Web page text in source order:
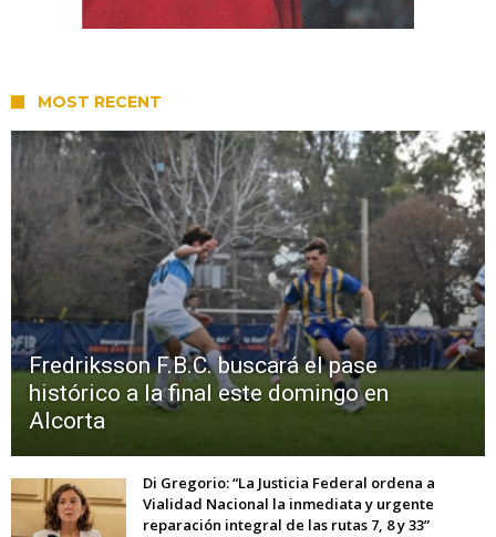
MOST RECENT
Fredriksson F.B.C. buscará el pase
histórico a la final este domingo en
Alcorta
Di Gregorio: “La Justicia Federal ordena a
Vialidad Nacional la inmediata y urgente
reparación integral de las rutas 7, 8 y 33”